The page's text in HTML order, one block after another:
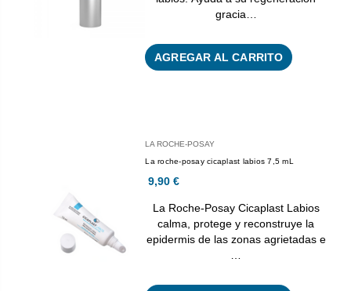
gracia…
AGREGAR AL CARRITO
LA ROCHE-POSAY
La roche-posay cicaplast labios 7,5 mL
9,90 €
La Roche-Posay Cicaplast Labios
calma, protege y reconstruye la
epidermis de las zonas agrietadas e